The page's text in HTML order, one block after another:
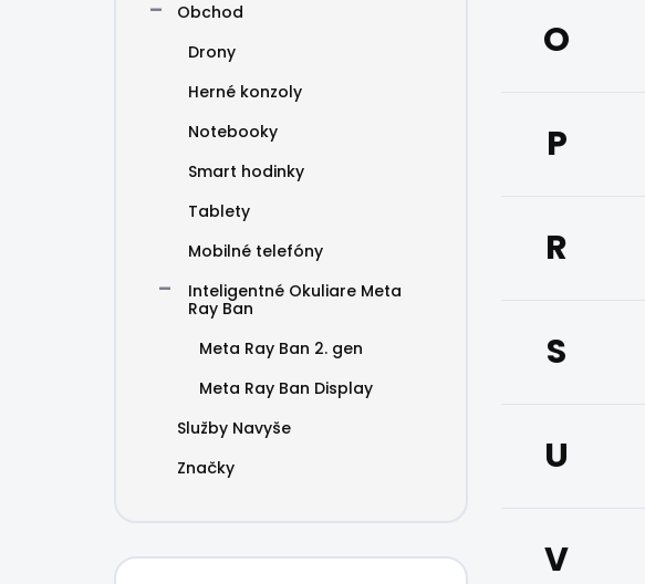
Obchod
Drony
Herné konzoly
Notebooky
Smart hodinky
Tablety
Mobilné telefóny
Inteligentné Okuliare Meta
Ray Ban
Meta Ray Ban 2. gen
Meta Ray Ban Display
Služby Navyše
Značky
O
P
R
S
U
V